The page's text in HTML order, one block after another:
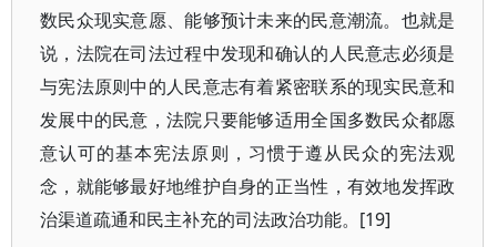
数民众现实意愿、能够预计未来的民意潮流。也就是
说，法院在司法过程中发现和确认的人民意志必须是
与宪法原则中的人民意志有着紧密联系的现实民意和
发展中的民意，法院只要能够适用全国多数民众都愿
意认可的基本宪法原则，习惯于遵从民众的宪法观
念，就能够最好地维护自身的正当性，有效地发挥政
治渠道疏通和民主补充的司法政治功能。[19]